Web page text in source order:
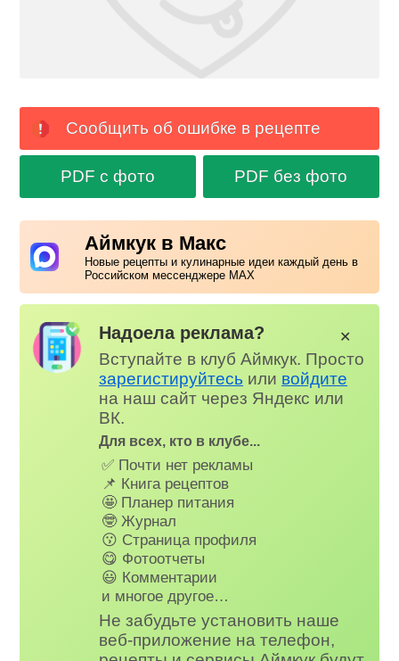
Сообщить об ошибке в рецепте
PDF с фото PDF без фото
Аймкук в Макс
Новые рецепты и кулинарные идеи каждый день в
Российском мессенджере MAX
Надоела реклама?
Вступайте в клуб Аймкук. Просто
зарегистируйтесь или войдите
на наш сайт через Яндекс или
ВК.
Для всех, кто в клубе...
✅ Почти нет рекламы
📌 Книга рецептов
🤩 Планер питания
🤓 Журнал
😗 Страница профиля
😋 Фотоотчеты
😃 Комментарии
и многое другое…
Не забудьте установить наше
веб-приложение на телефон,
✕